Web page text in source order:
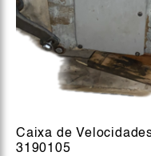
Caixa de
3190105